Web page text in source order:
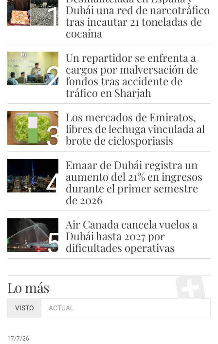
1 Dubái una red de narcotráfico
tras incautar 21 toneladas de
cocaína
2
Un repartidor se enfrenta a
cargos por malversación de
fondos tras accidente de
tráfico en Sharjah
3
Los mercados de Emiratos,
libres de lechuga vinculada al
brote de ciclosporiasis
4
Emaar de Dubái registra un
aumento del 21% en ingresos
durante el primer semestre
de 2026
5
Air Canada cancela vuelos a
Dubái hasta 2027 por
dificultades operativas
Lo más
VISTO ACTUAL
17/7/26